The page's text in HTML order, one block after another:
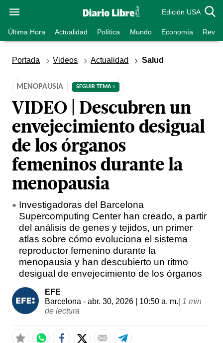
Edición USA
Última Hora Actualidad Política Mundo Economía
Portada Videos Actualidad Salud
MENOPAUSIA SEGUIR TEMA +
VIDEO | Descubren un
envejecimiento desigual
de los órganos
femeninos durante la
menopausia
Investigadoras del Barcelona
Supercomputing Center han creado, a partir
del análisis de genes y tejidos, un primer
atlas sobre cómo evoluciona el sistema
reproductor femenino durante la
menopausia y han descubierto un ritmo
desigual de envejecimiento de los órganos
EFE
Barcelona - abr. 30, 2026 | 10:50 a. m. 1 min
de lectura